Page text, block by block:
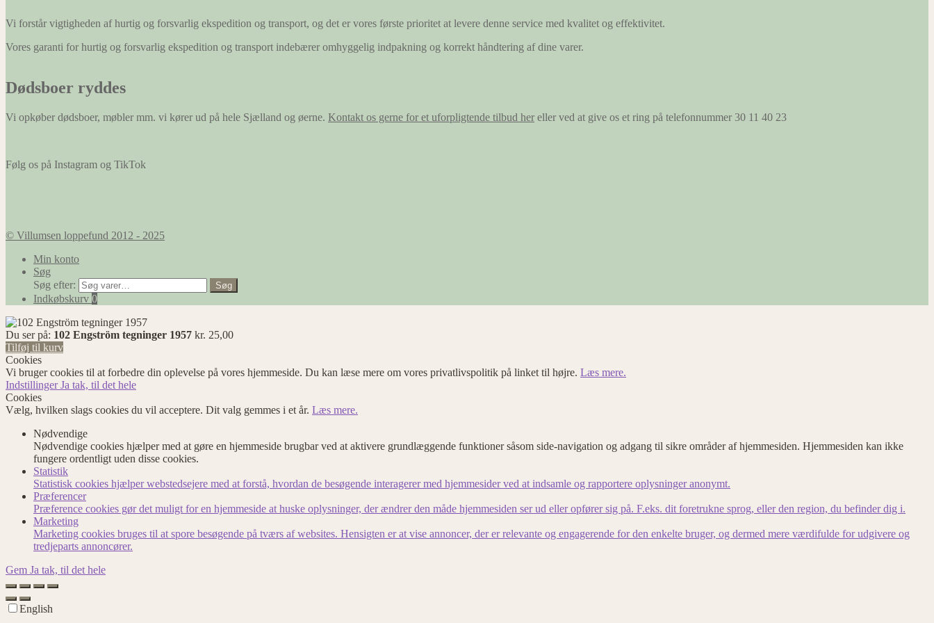
Vi forstår vigtigheden af hurtig og forsvarlig ekspedition og transport, og det er vores første prioritet at levere denne service med kvalitet og effektivitet.
Vores garanti for hurtig og forsvarlig ekspedition og transport indebærer omhyggelig indpakning og korrekt håndtering af dine varer.
Dødsboer ryddes
Vi opkøber dødsboer, møbler mm. vi kører ud på hele Sjælland og øerne. Kontakt os gerne for et uforpligtende tilbud her eller ved at give os et ring på telefonnummer 30 11 40 23
Følg os på Instagram og TikTok
© Villumsen loppefund 2012 - 2025
Min konto
Søg
Søg efter:
Søg
Indkøbskurv 0
Du ser på: 102 Engström tegninger 1957 kr. 25,00
Tilføj til kurv
Cookies
Vi bruger cookies til at forbedre din oplevelse på vores hjemmeside. Du kan læse mere om vores privatlivspolitik på linket til højre. Læs mere.
IndstillingerJa tak, til det hele
Cookies
Vælg, hvilken slags cookies du vil acceptere. Dit valg gemmes i et år. Læs mere.
Nødvendige
Nødvendige cookies hjælper med at gøre en hjemmeside brugbar ved at aktivere grundlæggende funktioner såsom side-navigation og adgang til sikre områder af hjemmesiden. Hjemmesiden kan ikke
fungere ordentligt uden disse cookies.
Statistik
Statistisk cookies hjælper webstedsejere med at forstå, hvordan de besøgende interagerer med hjemmesider ved at indsamle og rapportere oplysninger anonymt.
Præferencer
Præference cookies gør det muligt for en hjemmeside at huske oplysninger, der ændrer den måde hjemmesiden ser ud eller opfører sig på. F.eks. dit foretrukne sprog, eller den region, du befinder dig i.
Marketing
Marketing cookies bruges til at spore besøgende på tværs af websites. Hensigten er at vise annoncer, der er relevante og engagerende for den enkelte bruger, og dermed mere værdifulde for udgivere og
tredjeparts annoncører.
Gem Ja tak, til det hele
English